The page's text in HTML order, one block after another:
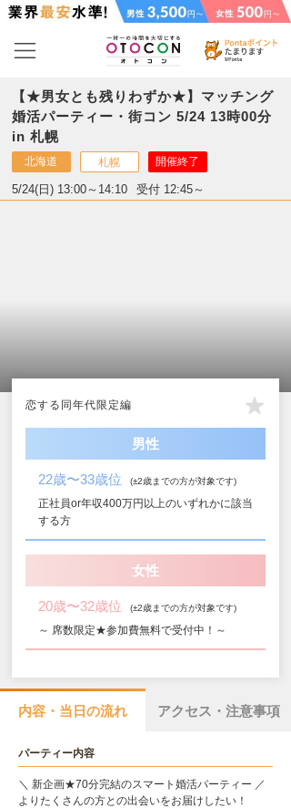
【★男女とも残りわずか★】マッチング
婚活パーティー・街コン 5/24 13時00分
in 札幌
北海道 札幌 開催終了
5/24(日) 13:00～14:10 受付 12:45～
恋する同年代限定編
男性
22歳〜33歳位 (±2歳までの方が対象です)
正社員or年収400万円以上のいずれかに該当
する方
女性
20歳〜32歳位 (±2歳までの方が対象です)
～ 席数限定★参加費無料で受付中！～
内容・当日の流れ アクセス・注意事項
パーティー内容
＼ 新企画★70分完結のスマート婚活パーティー ／
よりたくさんの方との出会いをお届けしたい！